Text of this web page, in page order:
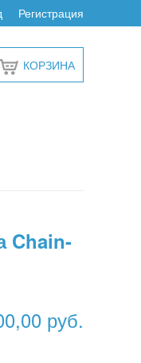
Регистрация
КОРЗИНА
Chain-
руб.